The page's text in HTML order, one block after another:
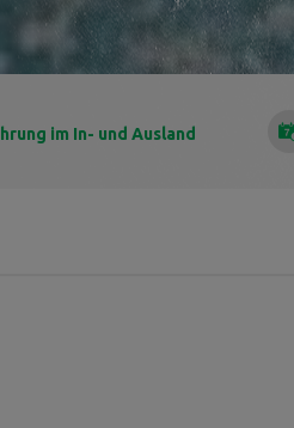
im In- und Ausland